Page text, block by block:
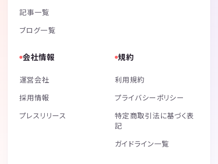
記事一覧
ブログ一覧
会社情報
運営会社
採用情報
プレスリリース
規約
利用規約
プライバシーポリシー
特定商取引法に基づく表
記
ガイドライン一覧